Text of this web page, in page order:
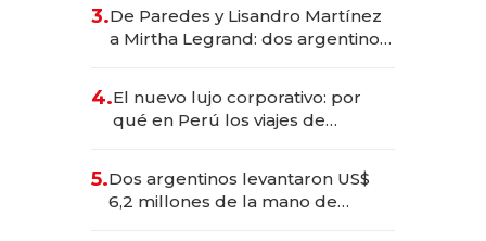
las marcas "fast premium"
3.De Paredes y Lisandro Martínez
a Mirtha Legrand: dos argentinos
4.El nuevo lujo corporativo: por
qué en Perú los viajes de
para convertirse en experiencias
transformadoras
5.Dos argentinos levantaron US$
6,2 millones de la mano de